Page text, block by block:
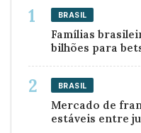
BRASIL
Famílias
bilhões para
BRASIL
Mercado de
estáveis entre